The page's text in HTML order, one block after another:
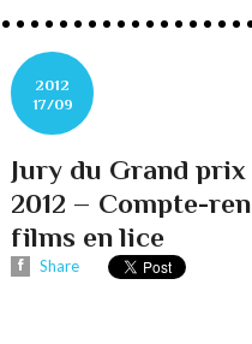
2012
17/09
Jury du Grand
2012 – Compte-
films en lice
Share